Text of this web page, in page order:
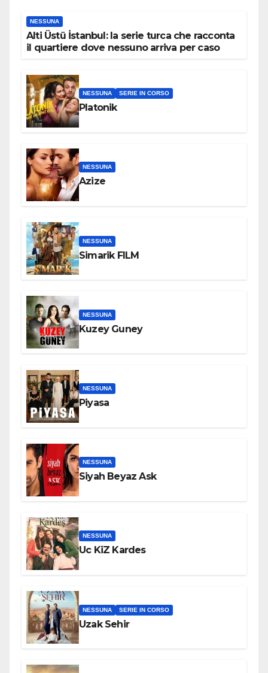
NESSUNA
Alti Üstü İstanbul: la serie turca che racconta
il quartiere dove nessuno arriva per caso
NESSUNA SERIE IN CORSO
Platonik
NESSUNA
Azize
NESSUNA
Simarik FILM
NESSUNA
Kuzey Guney
NESSUNA
Piyasa
NESSUNA
Siyah Beyaz Ask
NESSUNA
Uc KiZ Kardes
NESSUNA SERIE IN CORSO
Uzak Sehir